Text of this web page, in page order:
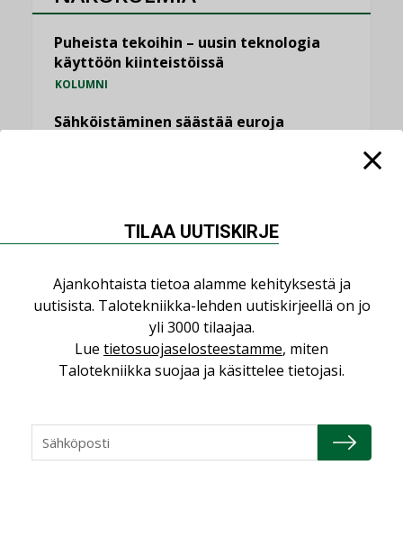
Puheista tekoihin – uusin teknologia
käyttöön kiinteistöissä
KOLUMNI
Sähköistäminen säästää euroja
saatavien tietojen vertailukelpoisuus?
KOLUMNI
Vesi- ja viemärimitoittaminen on
jämähtänyt ajassa paikalleen
KATSO KAIKKI
TILAA UUTISKIRJE
Ajankohtaista tietoa alamme kehityksestä ja
uutisista. Talotekniikka-lehden uutiskirjeellä on jo
yli 3000 tilaajaa.
Lue tietosuojaselosteestamme, miten
Talotekniikka suojaa ja käsittelee tietojasi.